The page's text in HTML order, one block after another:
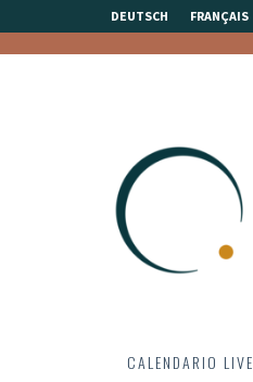
DEUTSCH FRANÇAIS
CALENDARIO LIVE